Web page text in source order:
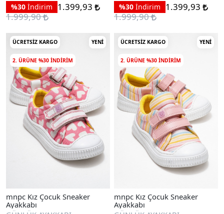
%30 İndirim
1.399,93
1.999,90
%30 İndirim
1.399,93
1.999,90
ÜCRETSIZ KARGO YENI
2. ÜRÜNE %30 INDIRIM
mnpc Kız Çocuk Sneaker
Ayakkabı
ÜCRETSIZ KARGO YENI
2. ÜRÜNE %30 INDIRIM
mnpc Kız Çocuk Sneaker
Ayakkabı